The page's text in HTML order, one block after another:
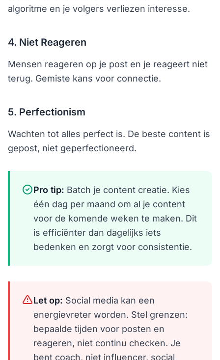
algoritme en je volgers verliezen interesse.
4. Niet Reageren
Mensen reageren op je post en je reageert niet
terug. Gemiste kans voor connectie.
5. Perfectionism
Wachten tot alles perfect is. De beste content is
gepost, niet geperfectioneerd.
Pro tip: Batch je content creatie. Kies
één dag per maand om al je content
voor de komende weken te maken. Dit
is efficiënter dan dagelijks iets
bedenken en zorgt voor consistentie.
Let op: Social media kan een
energievreter worden. Stel grenzen:
bepaalde tijden voor posten en
reageren, niet continu checken. Je
bent coach, niet influencer, social